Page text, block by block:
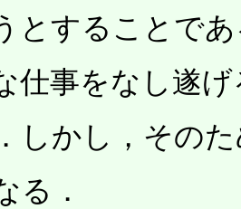
とすることで
仕事をなし遂
しかし，その
る．